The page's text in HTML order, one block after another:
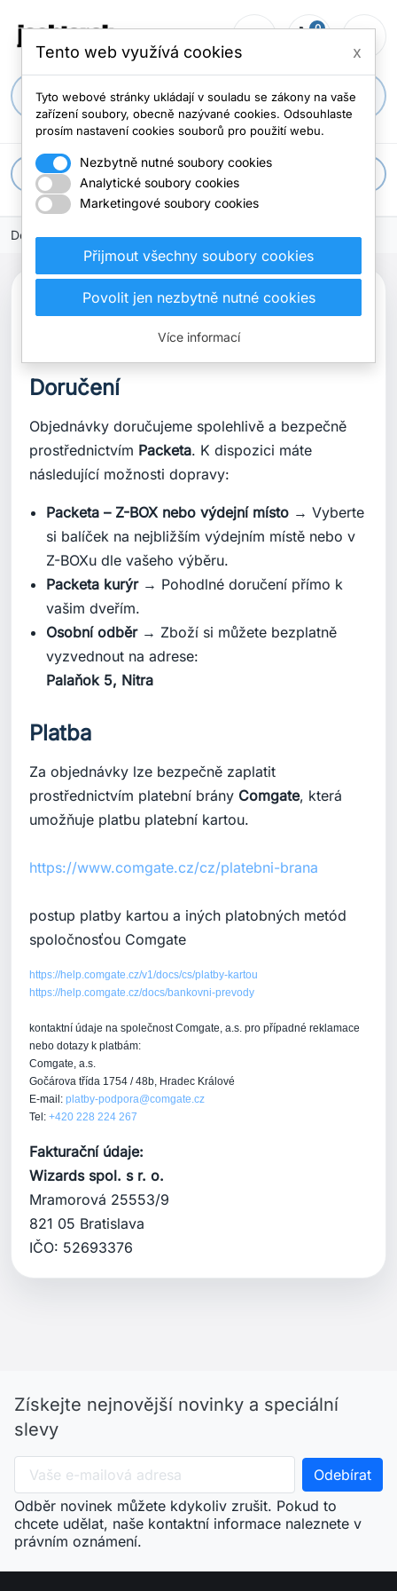
search
person_outline shopping_cart
0 menu
apps Všechny kategorie
Domů dodací a platební podmínky
dodací a platební
podmínky
Doručení
Objednávky doručujeme spolehlivě a bezpečně
prostřednictvím Packeta. K dispozici máte
následující možnosti dopravy:
Packeta – Z-BOX nebo výdejní místo → Vyberte
si balíček na nejbližším výdejním místě nebo v
Z-BOXu dle vašeho výběru.
Packeta kurýr→ Pohodlné doručení přímo k
vašim dveřím.
Osobní odběr→ Zboží si můžete bezplatně
vyzvednout na adrese:
Palaňok 5, Nitra
Platba
Za objednávky lze bezpečně zaplatit
prostřednictvím platební brány Comgate, která
umožňuje platbu platební kartou.
https://www.comgate.cz/cz/platebni-brana
postup platby kartou a iných platobných metód
spoločnosťou Comgate
https://help.comgate.cz/v1/docs/cs/platby-kartou
https://help.comgate.cz/docs/bankovni-prevody
kontaktní údaje na společnost Comgate, a.s. pro případné reklamace
nebo dotazy k platbám:
Comgate, a.s.
Gočárova třída 1754 / 48b, Hradec Králové
E-mail: platby-podpora@comgate.cz
Tel: +420 228 224 267
Fakturační údaje:
Wizards spol. s r. o.
Mramorová 25553/9
821 05 Bratislava
IČO: 52693376
Získejte nejnovější novinky a speciální
slevy
Odběr novinek můžete kdykoliv zrušit. Pokud to
chcete udělat, naše kontaktní informace naleznete v
právním oznámení.
Tento web využívá cookies x
Tyto webové stránky ukládají v souladu se zákony na vaše
zařízení soubory, obecně nazývané cookies. Odsouhlaste
prosím nastavení cookies souborů pro použití webu.
Nezbytně nutné soubory cookies
Analytické soubory cookies
Marketingové soubory cookies
Přijmout všechny soubory cookies
Povolit jen nezbytně nutné cookies
Více informací